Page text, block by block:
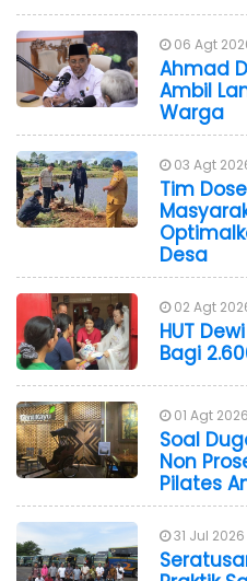
06 Agt
Ahmad
Ambil
Warga
03 Agt
Tim
Desa
02 Agt
HUT
Bagi
01 Agt
Soal
Non
Pilates
31 Jul 2026